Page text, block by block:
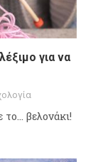
για να
βελονάκι!